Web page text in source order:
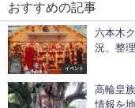
おすすめの記事
イベント
六本木
況、整
高輪皇
情報を